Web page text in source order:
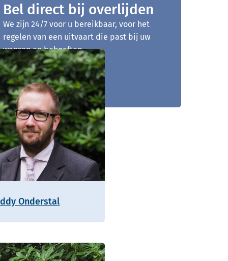
Bel direct bij overlijden
We zijn 24/7 voor u bereikbaar, voor het
regelen van een uitvaart die past bij uw
wensen en behoeften.
073 - 205 00 48
Onderstal